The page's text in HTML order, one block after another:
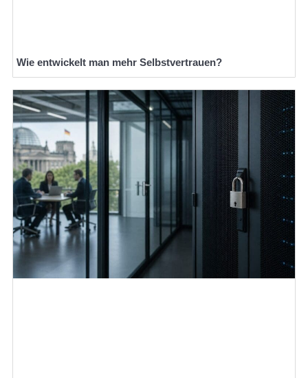
Wie entwickelt man mehr Selbstvertrauen?